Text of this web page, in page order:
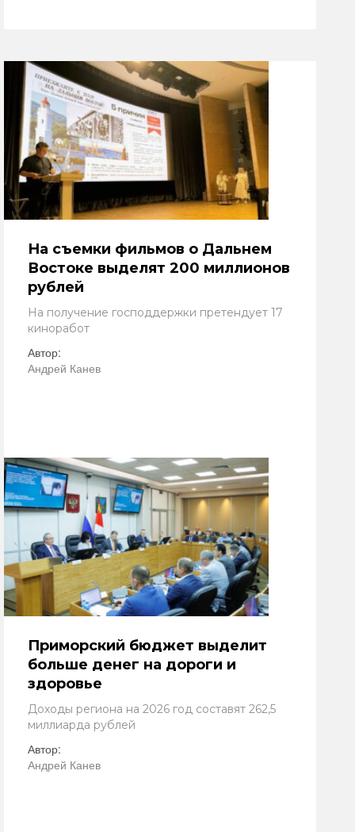
На съемки фильмов о Дальнем
Востоке выделят 200 миллионов
рублей
На получение господдержки претендует 17
киноработ
Автор:
Андрей Канев
Приморский бюджет выделит
больше денег на дороги и
здоровье
Доходы региона на 2026 год составят 262,5
миллиарда рублей
Автор:
Андрей Канев